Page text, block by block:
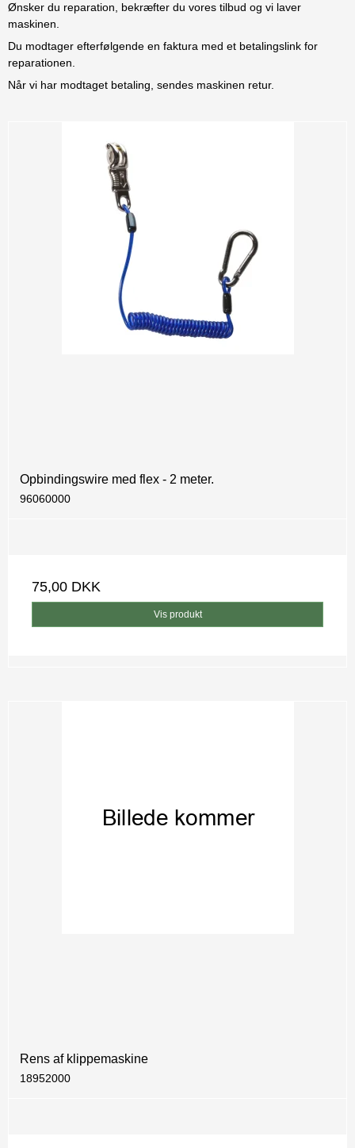
Ønsker du reparation, bekræfter du vores tilbud og vi laver
maskinen.
Du modtager efterfølgende en faktura med et betalingslink for
reparationen.
Når vi har modtaget betaling, sendes maskinen retur.
Opbindingswire med flex - 2 meter.
96060000
75,00 DKK
Vis produkt
Rens af klippemaskine
18952000